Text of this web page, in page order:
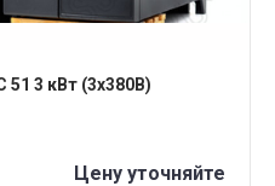
51 3 кВт (3x380B)
Цену уточняйте